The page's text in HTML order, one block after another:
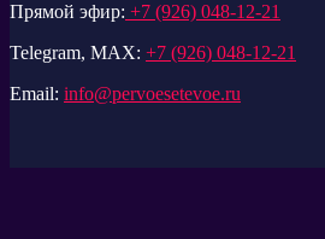
Прямой эфир: +7 (926) 048-12-21
Telegram, MAX: +7 (926) 048-12-21
Email: info@pervoesetevoe.ru